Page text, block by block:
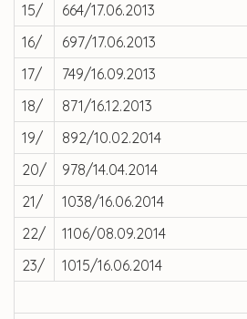
15/
664/17.06.2013
16/
697/17.06.2013
17/
749/16.09.2013
18/
871/16.12.2013
19/
892/10.02.2014
20/
978/14.04.2014
21/
1038/16.06.2014
22/
1106/08.09.2014
23/
1015/16.06.2014